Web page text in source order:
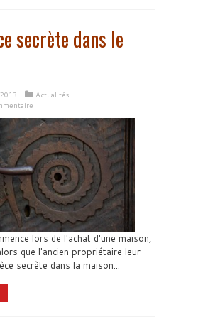
secrète dans le
Actualités
lors de l'achat d'une maison,
que l'ancien propriétaire leur
secrète dans la maison...